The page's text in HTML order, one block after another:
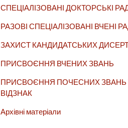
СПЕЦІАЛІЗОВАНІ ДОКТОРСЬКІ
РАЗОВІ СПЕЦІАЛІЗОВАНІ ВЧЕНІ
ЗАХИСТ КАНДИДАТСЬКИХ
ПРИСВОЄННЯ ВЧЕНИХ ЗВАНЬ
ПРИСВОЄННЯ ПОЧЕСНИХ ЗВАНЬ
ВІДЗНАК
Архівні матеріали